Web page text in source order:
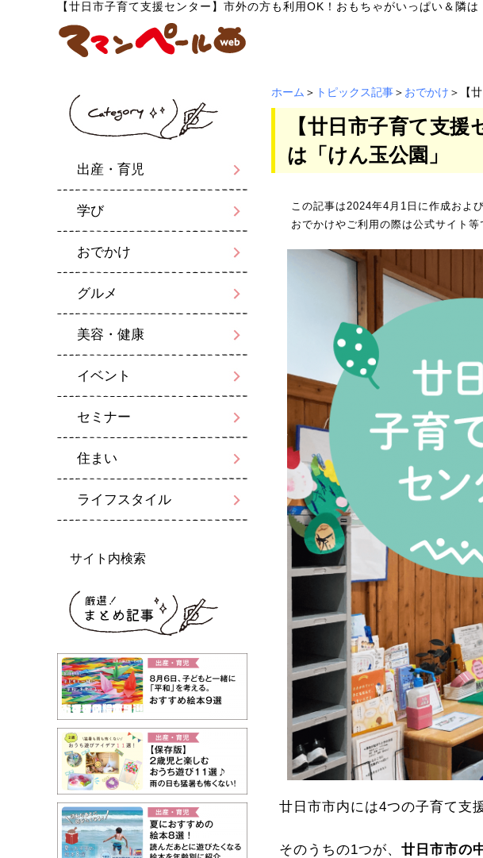
【廿日市子育て支援センター】市外の方も利用OK！おもちゃがいっぱい＆隣は
ホーム ＞ トピックス記事＞ おでかけ ＞【
【廿日市子育て支
は「けん玉公園」
この記事は2024年4月1日に作成およ
おでかけやご利用の際は公式サイト
廿日市市内には4つの子育て支
そのうちの1つが、 廿日市市の
出産・育児
学び
おでかけ
グルメ
美容・健康
イベント
セミナー
住まい
ライフスタイル
サイト内検索